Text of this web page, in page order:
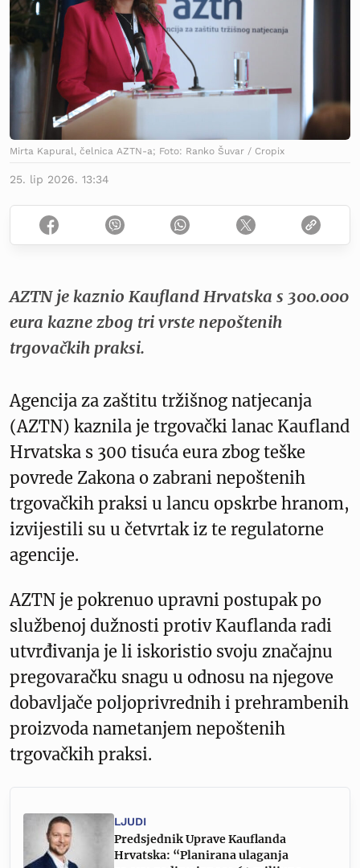
Mirta Kapural, čelnica AZTN-a; Foto: Ranko Šuvar / Cropix
25. lip 2026. 13:34
AZTN je kaznio Kaufland Hrvatska s 300.000
eura kazne zbog tri vrste nepoštenih
trgovačkih praksi.
Agencija za zaštitu tržišnog natjecanja
(AZTN) kaznila je trgovački lanac Kaufland
Hrvatska s 300 tisuća eura zbog teške
povrede Zakona o zabrani nepoštenih
trgovačkih praksi u lancu opskrbe hranom,
izvijestili su u četvrtak iz te regulatorne
agencije.
AZTN je pokrenuo upravni postupak po
službenoj dužnosti protiv Kauflanda radi
utvrđivanja je li iskoristio svoju značajnu
pregovaračku snagu u odnosu na njegove
dobavljače poljoprivrednih i prehrambenih
proizvoda nametanjem nepoštenih
trgovačkih praksi.
LJUDI
Predsjednik Uprave Kauflanda
Hrvatska: “Planirana ulaganja